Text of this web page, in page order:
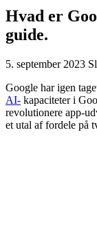
Hvad er
guide.
5. september 2023
Google har igen
AI- kapaciteter i
revolutionere app-
et utal af fordele på